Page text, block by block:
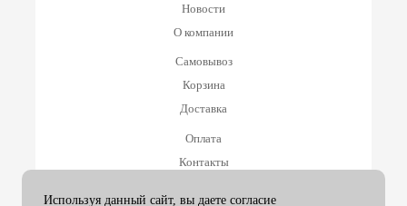
Новости
О компании
Самовывоз
Корзина
Доставка
Оплата
Контакты
Используя данный сайт, вы даете согласие